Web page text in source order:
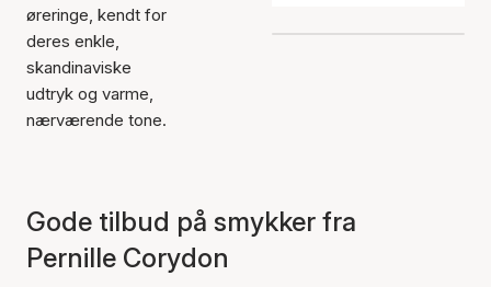
øreringe, kendt for
deres enkle,
skandinaviske
udtryk og varme,
nærværende tone.
Gode tilbud på smykker fra
Pernille Corydon